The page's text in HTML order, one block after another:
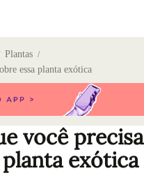
Plantas /
essa planta exótica
você precisa
exótica